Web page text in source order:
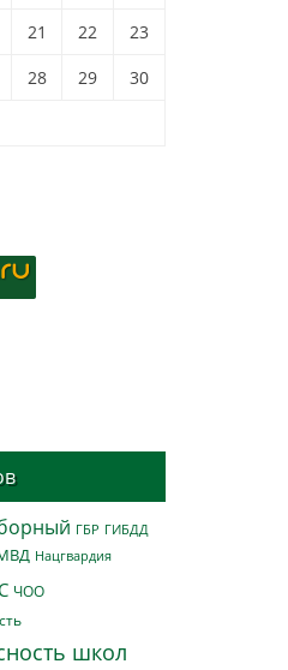
21 22
23
28 29
30
ГБР ГИБДД
Нацгвардия
ЧОО
школ